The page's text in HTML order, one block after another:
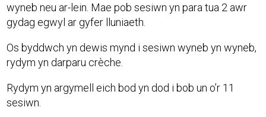
wyneb neu ar-lein. Mae pob sesiwn yn para tua 2 awr
gydag egwyl ar gyfer lluniaeth.
Os byddwch yn dewis mynd i sesiwn wyneb yn wyneb,
rydym yn darparu crèche.
Rydym yn argymell eich bod yn dod i bob un o’r 11
sesiwn.